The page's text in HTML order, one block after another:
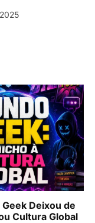
Deixou de
Cultura Global